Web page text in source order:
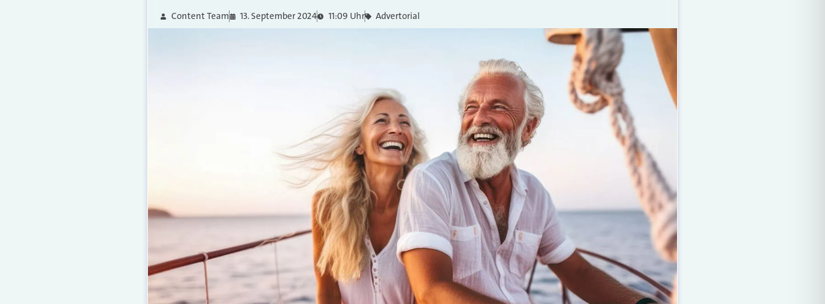
Content Team 13. September 2024 11:09 Uhr Advertorial